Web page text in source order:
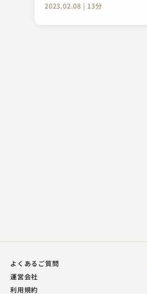
2023.02.08 | 13分
よくあるご質問
運営会社
利用規約